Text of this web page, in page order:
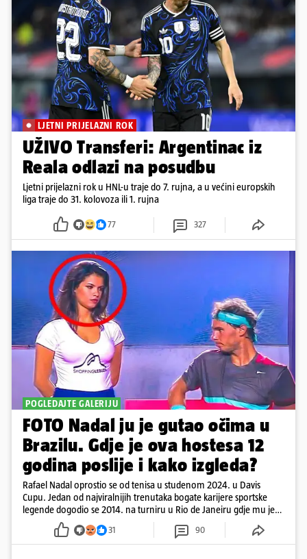
LJETNI PRIJELAZNI ROK
UŽIVO Transferi: Argentinac iz
Reala odlazi na posudbu
Ljetni prijelazni rok u HNL-u traje do 7. rujna, a u većini europskih
liga traje do 31. kolovoza ili 1. rujna
77 327
POGLEDAJTE GALERIJU
FOTO Nadal ju je gutao očima u
Brazilu. Gdje je ova hostesa 12
godina poslije i kako izgleda?
Rafael Nadal oprostio se od tenisa u studenom 2024. u Davis
Cupu. Jedan od najviralnijih trenutaka bogate karijere sportske
legende dogodio se 2014. na turniru u Rio de Janeiru gdje mu je
pažnju odvlačila ljepotica iza klupe
31 90